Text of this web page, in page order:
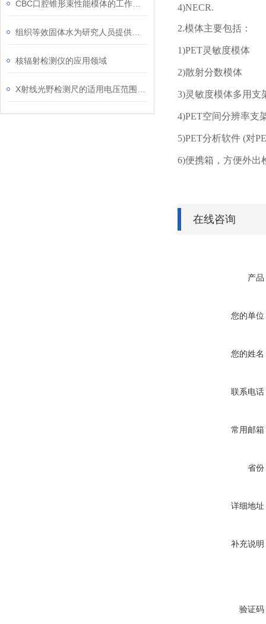
核辐射检测仪的应用领域
4)NECR.
2.模体主要包括：
1)PET灵敏度模体
2)散射分数模体
3)灵敏度模体多用支
4)PET空间分辨率支
5)PET分析软件 (对
6)便携箱，方便外出
在线咨询
产品
您的单位
您的姓名
联系电话
常用邮箱
省份
详细地址
补充说明
验证码